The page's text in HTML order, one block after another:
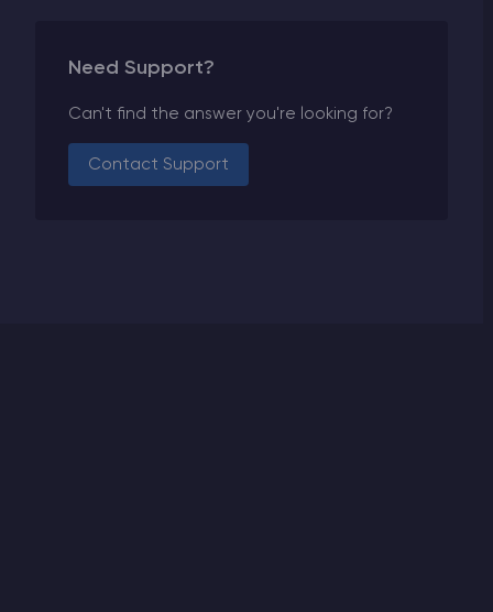
Need Support?
Can't find the answer you're looking for?
Contact Support